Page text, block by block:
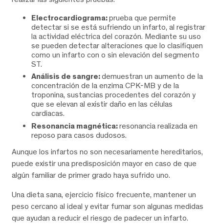
Electrocardiograma:prueba que permite
detectar si se está sufriendo un infarto, al registrar
la actividad eléctrica del corazón. Mediante su uso
se pueden detectar alteraciones que lo clasifiquen
como un infarto con o sin elevación del segmento
ST.
Análisis de sangre:demuestran un aumento de la
concentración de la enzima CPK-MB y de la
troponina, sustancias procedentes del corazón y
que se elevan al existir daño en las células
cardiacas.
Resonancia magnética:resonancia realizada en
reposo para casos dudosos.
Aunque los infartos no son necesariamente hereditarios,
puede existir una predisposición mayor en caso de que
algún familiar de primer grado haya sufrido uno.
Una dieta sana, ejercicio físico frecuente, mantener un
peso cercano al ideal y evitar fumar son algunas medidas
que ayudan a reducir el riesgo de padecer un infarto.